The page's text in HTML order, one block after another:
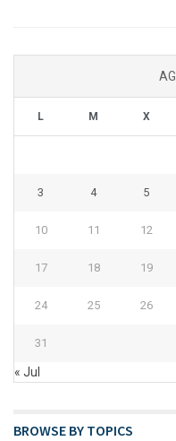
L M X
3 4 5
10 11 12
17 18 19
24 25 26
31
« Jul
BROWSE BY TOPICS